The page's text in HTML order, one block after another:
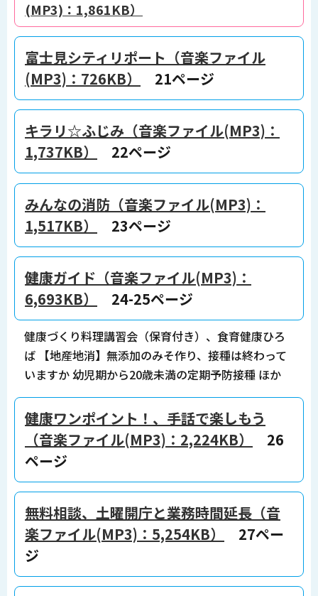
(MP3)：1,861KB）
富士見シティリポート（音楽ファイル
(MP3)：726KB）
21ページ
キラリ☆ふじみ（音楽ファイル(MP3)：
1,737KB）
22ページ
みんなの消防（音楽ファイル(MP3)：
1,517KB）
23ページ
健康ガイド（音楽ファイル(MP3)：
6,693KB）
24-25ページ
健康づくり料理講習会（保育付き）、食育健康ひろ
ば 【地産地消】無添加のみそ作り、接種は終わって
いますか 幼児期から20歳未満の定期予防接種 ほか
健康ワンポイント！、手話で楽しもう
（音楽ファイル(MP3)：2,224KB）
26
ページ
無料相談、土曜開庁と業務時間延長（音
楽ファイル(MP3)：5,254KB）
27ペー
ジ